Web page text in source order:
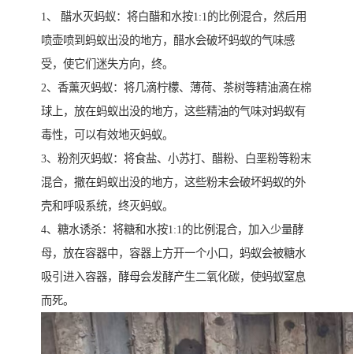
1、 醋水灭蚂蚁：将白醋和水按1:1的比例混合，然后用
喷壶喷到蚂蚁出没的地方，醋水会破坏蚂蚁的气味感
受，使它们迷失方向，终。
2、香薰灭蚂蚁：将几滴柠檬、薄荷、茶树等精油滴在棉
球上，放在蚂蚁出没的地方，这些精油的气味对蚂蚁有
毒性，可以有效地灭蚂蚁。
3、粉剂灭蚂蚁：将食盐、小苏打、醋粉、白垩粉等粉末
混合，撒在蚂蚁出没的地方，这些粉末会破坏蚂蚁的外
壳和呼吸系统，终灭蚂蚁。
4、糖水诱杀：将糖和水按1:1的比例混合，加入少量酵
母，放在容器中，容器上方开一个小口，蚂蚁会被糖水
吸引进入容器，酵母会发酵产生二氧化碳，使蚂蚁窒息
而死。